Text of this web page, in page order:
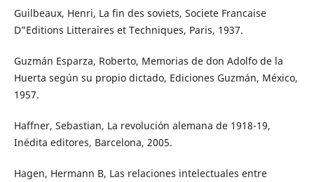
Guilbeaux, Henri, La fin des soviets, Societe Francaise
D”Editions Litteraires et Techniques, Paris, 1937.
Guzmán Esparza, Roberto, Memorias de don Adolfo de la
Huerta según su propio dictado, Ediciones Guzmán, México,
1957.
Haffner, Sebastian, La revolución alemana de 1918-19,
Inédita editores, Barcelona, 2005.
Hagen, Hermann B, Las relaciones intelectuales entre